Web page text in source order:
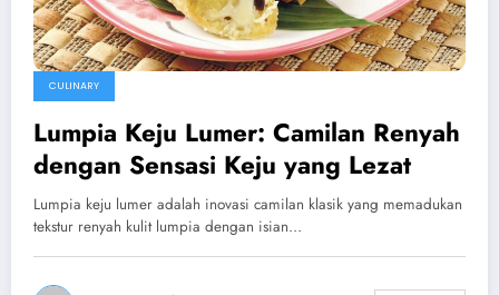
CULINARY
Lumpia Keju Lumer: Camilan Renyah
dengan Sensasi Keju yang Lezat
Lumpia keju lumer adalah inovasi camilan klasik yang memadukan
tekstur renyah kulit lumpia dengan isian…